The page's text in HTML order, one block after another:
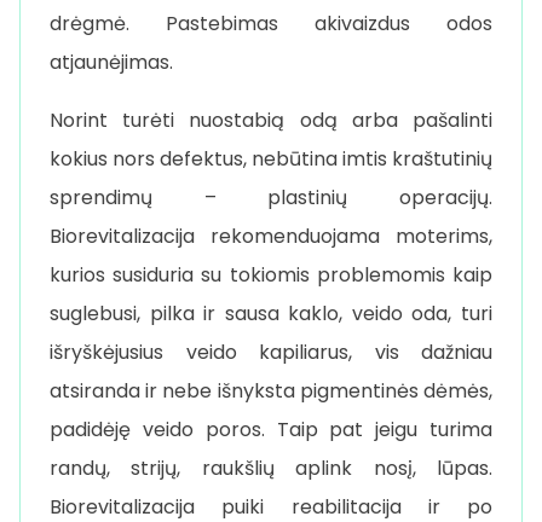
drėgmė. Pastebimas akivaizdus odos
atjaunėjimas.
Norint turėti nuostabią odą arba pašalinti
kokius nors defektus, nebūtina imtis kraštutinių
sprendimų – plastinių operacijų.
Biorevitalizacija rekomenduojama moterims,
kurios susiduria su tokiomis problemomis kaip
suglebusi, pilka ir sausa kaklo, veido oda, turi
išryškėjusius veido kapiliarus, vis dažniau
atsiranda ir nebe išnyksta pigmentinės dėmės,
padidėję veido poros. Taip pat jeigu turima
randų, strijų, raukšlių aplink nosį, lūpas.
Biorevitalizacija puiki reabilitacija ir po